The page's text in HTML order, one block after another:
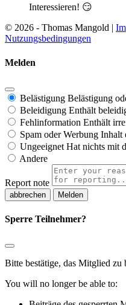
Interessieren! 😏
© 2026 - Thomas Mangold |
Nutzungsbedingungen
Melden
Belästigung Belästigung
Beleidigung Enthält
Fehlinformation Enthält
Spam oder Werbung Inhalt
Ungeeignet Hat nichts mit
Andere
Report note
Melden
Sperre Teilnehmer?
Bitte bestätige, das Mitglied zu
You will no longer be able to: